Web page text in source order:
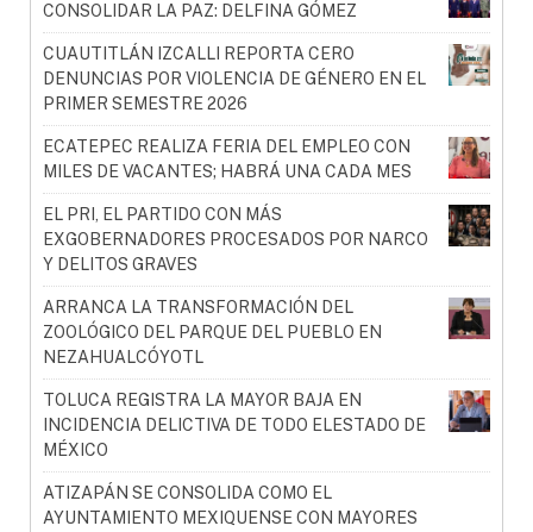
CONSOLIDAR LA PAZ: DELFINA GÓMEZ
CUAUTITLÁN IZCALLI REPORTA CERO
DENUNCIAS POR VIOLENCIA DE GÉNERO EN EL
PRIMER SEMESTRE 2026
ECATEPEC REALIZA FERIA DEL EMPLEO CON
MILES DE VACANTES; HABRÁ UNA CADA MES
EL PRI, EL PARTIDO CON MÁS
EXGOBERNADORES PROCESADOS POR NARCO
Y DELITOS GRAVES
ARRANCA LA TRANSFORMACIÓN DEL
ZOOLÓGICO DEL PARQUE DEL PUEBLO EN
NEZAHUALCÓYOTL
TOLUCA REGISTRA LA MAYOR BAJA EN
INCIDENCIA DELICTIVA DE TODO ELESTADO DE
MÉXICO
ATIZAPÁN SE CONSOLIDA COMO EL
AYUNTAMIENTO MEXIQUENSE CON MAYORES